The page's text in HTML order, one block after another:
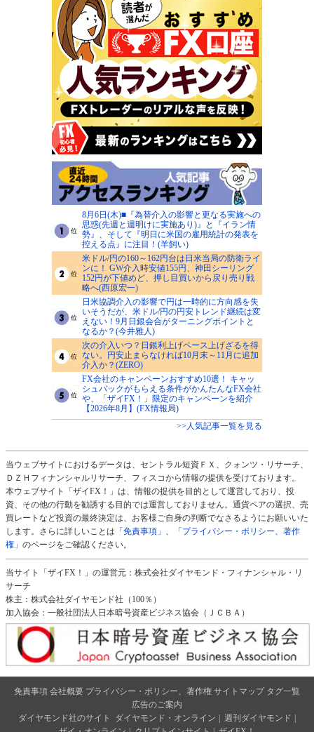
8月6日(木)■『為替介入の影響と更なる実施への
思惑(先週と週明けに実施あり)』と『イラン情
勢』、そして『明日に米国の雇用統計の発表を
控える点』に注目！(羊飼い)
米ドル/円の160～162円台は日米当局の防衛ライ
ンに！ GW介入時安値155円、神田シーリング
152円が下値めど、押し目買いから戻り売り戦
略へ(西原宏一)
日米協調介入の影響で円は一時的に方向感を失
いそうだが、米ドル/円の円安トレンド継続は変
えない！9月日銀会合がターニングポイントと
なるか？(今井雅人)
次の介入いつ？日銀利上げペース上げざるを得
ない。円安止まらなければ10月末～11月に追加
介入か？(ZERO)
FX会社のキャンペーンおすすめ10選！ キャッ
シュバックがもらえる条件がかんたんなFX会社
や、「ザイFX！」限定のキャンペーンを紹介
【2026年8月】(FX情報局)
>>人気記事一覧を見る
当ウェブサイトにおけるデータは、セントラル短資ＦＸ、クォンツ・リサーチ、
ＤＺＨフィナンシャルリサーチ、フィスコから情報の提供を受けております。
本ウェブサイト「ザイFX！」は、情報の提供を目的として運営しており、投
資、その他の行動を勧誘する目的では運営しておりません。通貨ペアの選択、売
買レートなど投資の最終決定は、お客様ご自身の判断でなさるようにお願いいた
します。さらに詳しいことは 「免責事項」 、
「プライバシー・ポリシー、著作
権」 のページをご確認ください。
当サイト「ザイFX！」の運営元：株式会社ダイヤモンド・フィナンシャル・リ
サーチ
株主：株式会社ダイヤモンド社（100％）
加入協会：一般社団法人日本暗号資産ビジネス協会（ＪＣＢＡ）
免責事項 会社概要 プライバシー・ポリシー、著作権 サイトマップ タグ一覧
広告のご案内
ダイヤモンド社のサイト
ダイヤモンド・オンライン 週刊ダイヤモンド